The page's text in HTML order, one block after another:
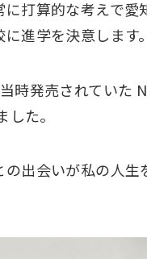
に打算的な考えで愛
進学を決意します。
時発売されていた
た。
の出会いが私の人生